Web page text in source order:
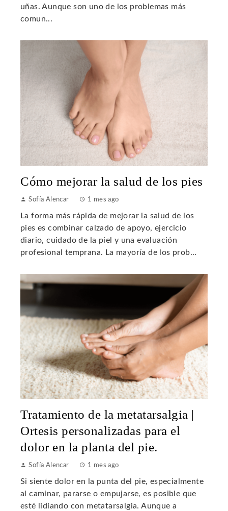
uñas. Aunque son uno de los problemas más
comun...
Cómo mejorar la salud de los pies
Sofía Alencar 1 mes ago
La forma más rápida de mejorar la salud de los
pies es combinar calzado de apoyo, ejercicio
diario, cuidado de la piel y una evaluación
profesional temprana. La mayoría de los prob...
Tratamiento de la metatarsalgia |
Ortesis personalizadas para el
dolor en la planta del pie.
Sofía Alencar 1 mes ago
Si siente dolor en la punta del pie, especialmente
al caminar, pararse o empujarse, es posible que
esté lidiando con metatarsalgia. Aunque a